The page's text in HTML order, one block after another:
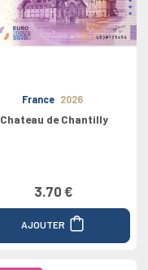
France 2026
Chateau de Chantilly
3.70 €
AJOUTER